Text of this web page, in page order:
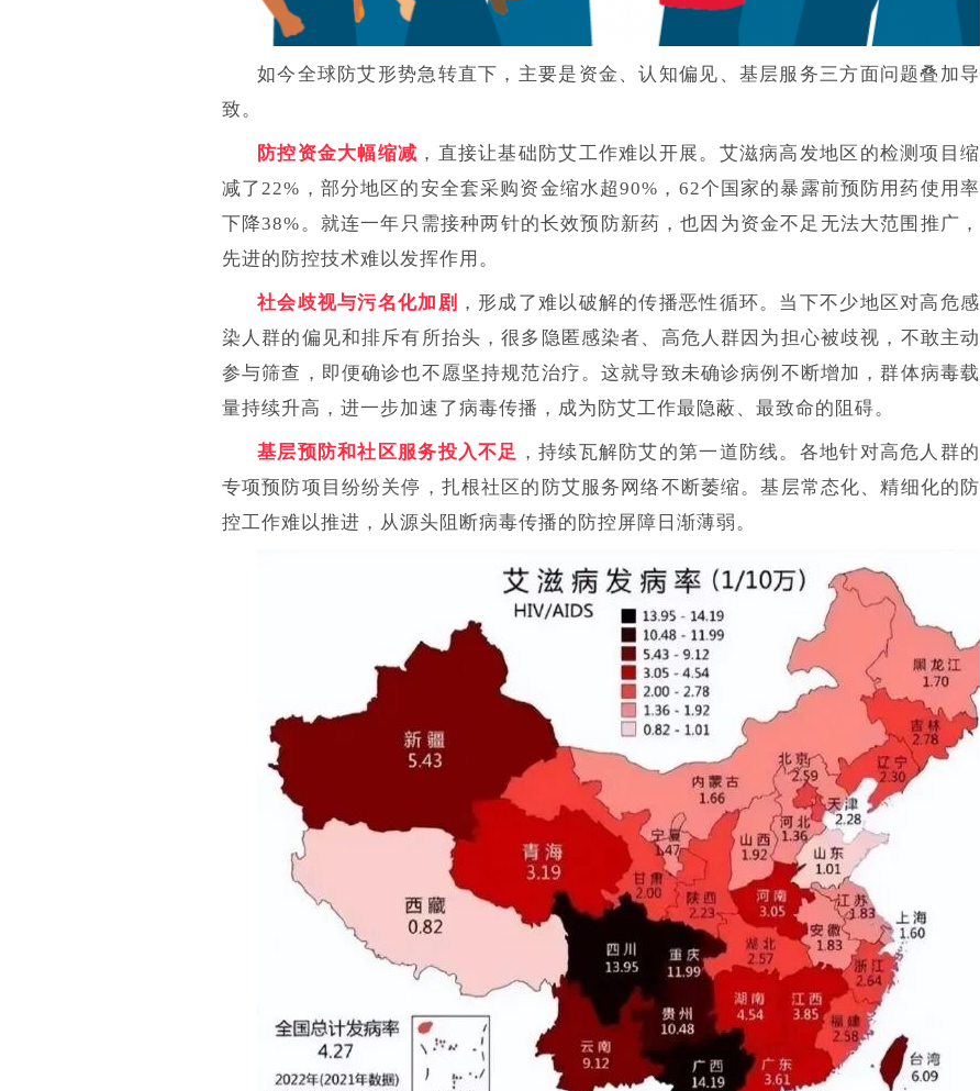
如今全球防艾形势急转直下，主要是资金、认知偏见、基层服务三方面问题叠加导
致。
防控资金大幅缩减 ，直接让基础防艾工作难以开展。艾滋病高发地区的检测项目缩
减了22%，部分地区的安全套采购资金缩水超90%，62个国家的暴露前预防用药使用率
下降38%。就连一年只需接种两针的长效预防新药，也因为资金不足无法大范围推广，
先进的防控技术难以发挥作用。
社会歧视与污名化加剧 ，形成了难以破解的传播恶性循环。当下不少地区对高危感
染人群的偏见和排斥有所抬头，很多隐匿感染者、高危人群因为担心被歧视，不敢主动
参与筛查，即便确诊也不愿坚持规范治疗。这就导致未确诊病例不断增加，群体病毒载
量持续升高，进一步加速了病毒传播，成为防艾工作最隐蔽、最致命的阻碍。
基层预防和社区服务投入不足 ，持续瓦解防艾的第一道防线。各地针对高危人群的
专项预防项目纷纷关停，扎根社区的防艾服务网络不断萎缩。基层常态化、精细化的防
控工作难以推进，从源头阻断病毒传播的防控屏障日渐薄弱。